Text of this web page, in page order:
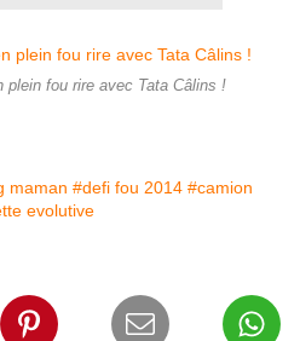
plein fou rire avec Tata Câlins !
maman #defi fou 2014 #camion
evolutive